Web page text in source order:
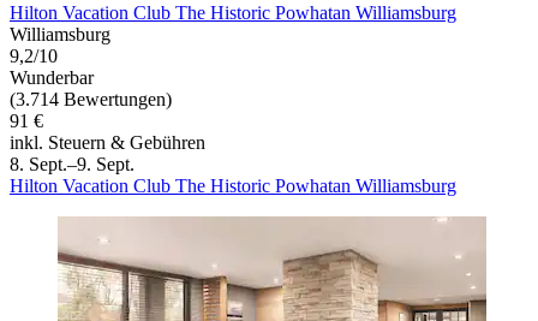
Hilton Vacation Club The Historic Powhatan Williamsburg
Williamsburg
9,2/10
Wunderbar
(3.714 Bewertungen)
91 €
inkl. Steuern & Gebühren
8. Sept.–9. Sept.
Hilton Vacation Club The Historic Powhatan Williamsburg